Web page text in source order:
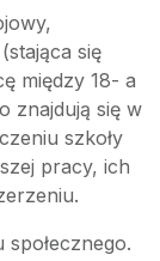
(stająca się
między 18- a
znajdują się w
szkoły
pracy, ich